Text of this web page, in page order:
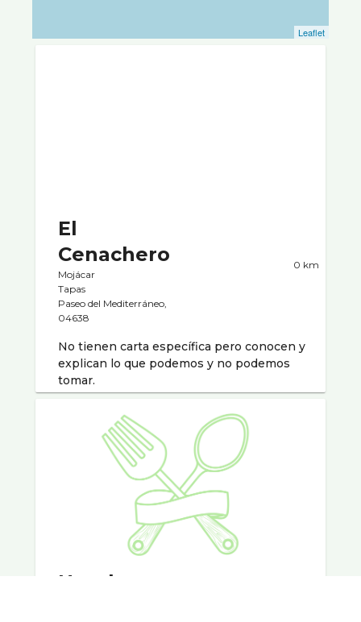
Leaflet
El
Cenachero
Mojácar
Tapas
Paseo del Mediterráneo,
04638
0 km
No tienen carta especí­fica pero conocen y
explican lo que podemos y no podemos
tomar.
Hotel